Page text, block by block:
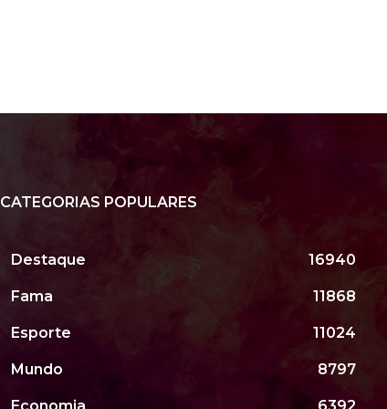
CATEGORIAS POPULARES
Destaque 16940
Fama 11868
Esporte 11024
Mundo 8797